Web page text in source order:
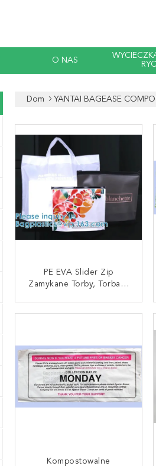
O NAS
Dom YANTAI BAGEASE
PE EVA Slider Zip
Zamykane Torby, Torba Z
SKONTAKTUJ SIĘ TERAZ
Kompostowalne